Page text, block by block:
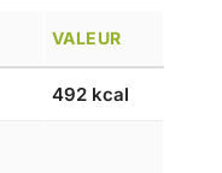
VALEUR
492 kcal